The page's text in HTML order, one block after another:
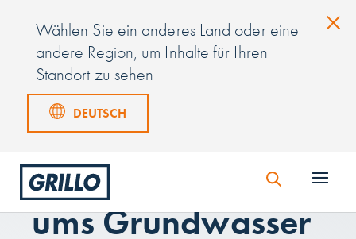
Wählen Sie ein anderes Land oder eine
andere Region, um Inhalte für Ihren
Standort zu sehen
DEUTSCH
Forschung und
Innovation rund
ums Grundwasser